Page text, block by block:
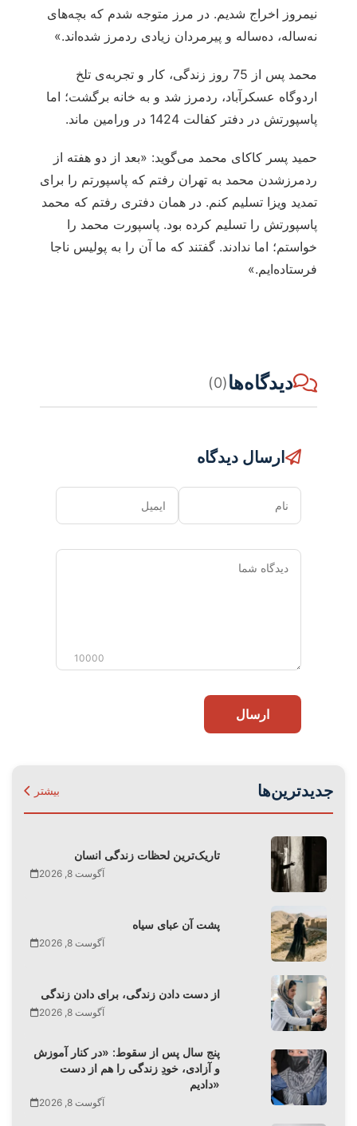
نیمروز اخراج شدیم. در مرز متوجه شدم که بچه‌های
نه‌ساله، ده‌ساله و پیرمردان زیادی ردمرز شده‌اند.»
محمد پس از 75 روز زندگی، کار و تجربه‌ی تلخ
اردوگاه عسکرآباد، ردمرز شد و به خانه برگشت؛ اما
پاسپورتش در دفتر کفالت 1424 در ورامین ماند.
حمید پسر کاکای محمد می‌گوید: «بعد از دو هفته از
ردمرزشدن محمد به تهران رفتم که پاسپورتم را برای
تمدید ویزا تسلیم کنم. در همان دفتری رفتم که محمد
پاسپورتش را تسلیم کرده بود. پاسپورت محمد را
خواستم؛ اما ندادند. گفتند که ما آن را به پولیس ناجا
فرستاده‌ایم.»
دیدگاه‌ها(0)
ارسال دیدگاه
نام ایمیل
دیدگاه
10000
ارسال
جدیدترین‌ها بیشتر
تاریک‌ترین لحظات زندگی انسان
آگوست 8, 2026
پشت آن عبای سیاه
آگوست 8, 2026
از دست دادن زندگی، برای دادن زندگی
آگوست 8, 2026
پنج سال پس از سقوط: «در کنار آموزش
و آزادی، خودِ زندگی را هم از دست
دادیم»
آگوست 8, 2026